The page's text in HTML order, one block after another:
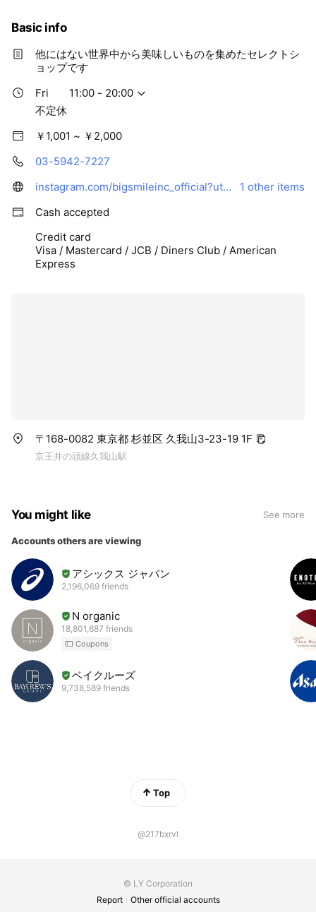
7日から通常営業
☎︎ 03-5941-3883
📍168-0082
東京都杉並区久我山３丁目23-19-1F
Basic info
他にはない世界中から美味しいものを集めたセレクトシ
ョップです
Fri
11:00 - 20:00
不定休
￥1,001 ~ ￥2,000
03-5942-7227
instagram.com/bigsmileinc_official?utm_medium=copy_link
1 other items
Cash accepted
Credit card
Visa / Mastercard / JCB / Diners Club / American
Express
〒168-0082 東京都 杉並区 久我山3-23-19 1F
京王井の頭線久我山駅
You might like See more
Accounts others are viewing
アシックス ジャパン
2,196,069 friends
N organic
18,801,687 friends
Coupons
ベイクルーズ
9,738,589 friends
Top
@217bxrvl
© LY Corporation
Report
Other official accounts